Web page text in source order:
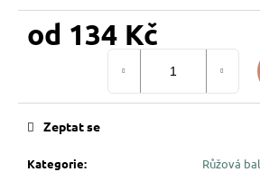
od 134 Kč
Kategorie:
Růžová
Zeptat se
HVĚZDIČKY
194